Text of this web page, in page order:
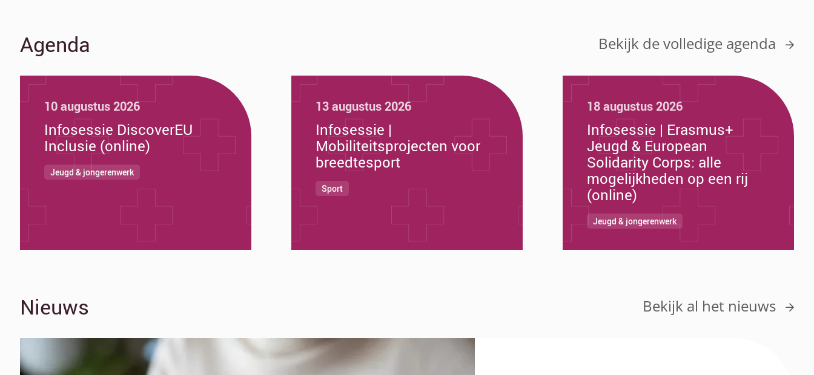
Agenda Bekijk de volledige agenda
10 augustus 2026
Infosessie DiscoverEU
Inclusie (online)
Jeugd & jongerenwerk
13 augustus 2026
Infosessie |
Mobiliteitsprojecten voor
breedtesport
Sport
18 augustus 2026
Infosessie | Erasmus+
Jeugd & European
Solidarity Corps: alle
mogelijkheden op een rij
(online)
Jeugd & jongerenwerk
Nieuws Bekijk al het nieuws